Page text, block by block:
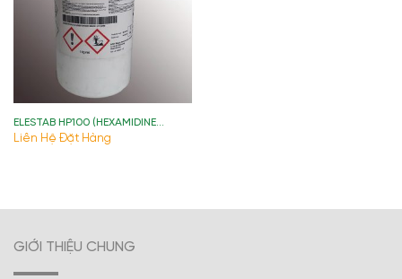
ELESTAB HP100 (HEXAMIDINE
DIISETHIONATE) )
Liên Hệ Đặt Hàng
GIỚI THIỆU CHUNG